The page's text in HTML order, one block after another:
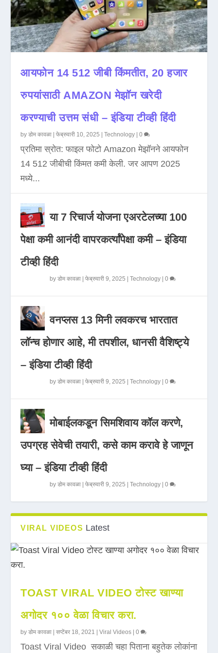
आयफोन 14 512 जीबी किंमतीत, 20 हजार
रुपयांसाठी AMAZON मेझॉन खरेदी
करण्याची उत्तम संधी – इंडिया टीव्ही हिंदी
byडोम कावळा |फेब्रुवारी 10, 2025 |Technology |0
प्रतिमा स्रोत: फाइल फोटो Amazon मेझॉनने आयफोन
14 512 जीबीची किंमत कमी केली. जर आपण 2025
मध्ये...
या 7 रिचार्ज योजना एअरटेलच्या 100
पेक्षा कमी आनंदी वापरकर्त्यांपेक्षा कमी – इंडिया
टीव्ही हिंदी
byडोम कावळा |फेब्रुवारी 9, 2025 |Technology |0
वनप्लस 13 मिनी लवकरच भारतात
लॉन्च होणार आहे, मी तपशील, धानसी वैशिष्ट्ये
– इंडिया टीव्ही हिंदी
byडोम कावळा |फेब्रुवारी 9, 2025 |Technology |0
मोबाईलकडून सिमशिवाय कॉल करणे,
उपग्रह सेवेची तयारी, कसे काम करावे हे जाणून
घ्या – इंडिया टीव्ही हिंदी
byडोम कावळा |फेब्रुवारी 9, 2025 |Technology |0
VIRAL VIDEOS Latest
TOAST VIRAL VIDEO टोस्ट खाण्या
अगोदर १०० वेळा विचार करा.
byडोम कावळा |सप्टेंबर 18, 2021 |Viral Videos |0
Toast Viral Video सकाळी चहा पिताना बहुतेक लोकांना